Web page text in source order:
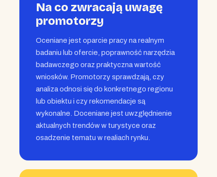
Na co zwracają uwagę
promotorzy
Oceniane jest oparcie pracy na realnym
badaniu lub ofercie, poprawność narzędzia
badawczego oraz praktyczna wartość
wniosków. Promotorzy sprawdzają, czy
analiza odnosi się do konkretnego regionu
lub obiektu i czy rekomendacje są
wykonalne. Doceniane jest uwzględnienie
aktualnych trendów w turystyce oraz
osadzenie tematu w realiach rynku.